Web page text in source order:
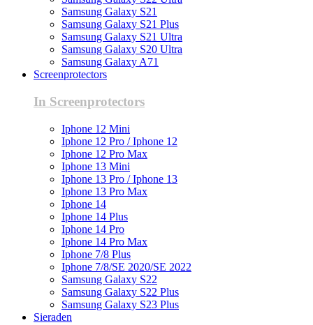
Samsung Galaxy S21
Samsung Galaxy S21 Plus
Samsung Galaxy S21 Ultra
Samsung Galaxy S20 Ultra
Samsung Galaxy A71
Screenprotectors
In Screenprotectors
Iphone 12 Mini
Iphone 12 Pro / Iphone 12
Iphone 12 Pro Max
Iphone 13 Mini
Iphone 13 Pro / Iphone 13
Iphone 13 Pro Max
Iphone 14
Iphone 14 Plus
Iphone 14 Pro
Iphone 14 Pro Max
Iphone 7/8 Plus
Iphone 7/8/SE 2020/SE 2022
Samsung Galaxy S22
Samsung Galaxy S22 Plus
Samsung Galaxy S23 Plus
Sieraden